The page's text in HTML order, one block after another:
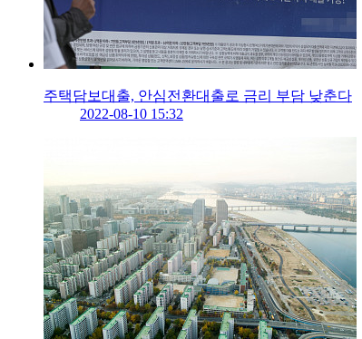
주택담보대출, 안심전환대출로 금리 부담 낮춘다
2022-08-10 15:32